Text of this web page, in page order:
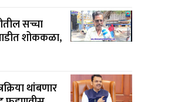
सच्चा
शोककळा,
थांबणार